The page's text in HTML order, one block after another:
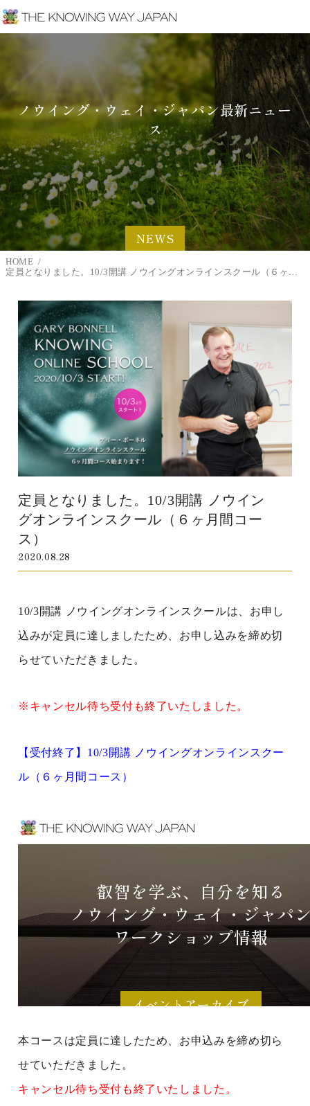
NEWS
ノウイング・ウェイ・ジャパン最新ニュー
ス
HOME
定員となりました。10/3開講 ノウイン
グオンラインスクール（６ヶ月間コー
ス）
2020.08.28
10/3開講 ノウイングオンラインスクールは、お申し
込みが定員に達しましたため、お申し込みを締め切
らせていただきました。
※キャンセル待ち受付も終了いたしました。
【受付終了】10/3開講 ノウイングオンラインスクー
ル（６ヶ月間コース）
本コースは定員に達したため、お申込みを締め切ら
せていただきました。
キャンセル待ち受付も終了いたしました。